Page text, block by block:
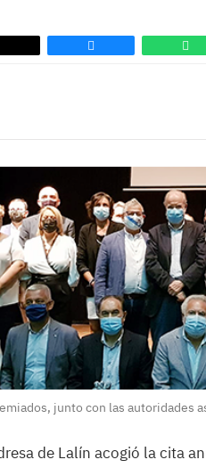
junto con las autoridades
de Lalín acogió la cita